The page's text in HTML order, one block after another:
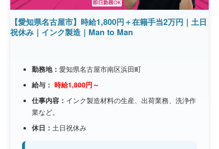
【愛知県名古屋市】時給1,800円＋在籍手当2万円｜土日
祝休み｜インク製造｜Man to Man
勤務地： 愛知県名古屋市南区浜田町
給与： 時給1,800円～
仕事内容： インク製造材料の生産、出荷業務、洗浄作
業など。
休日： 土日祝休み